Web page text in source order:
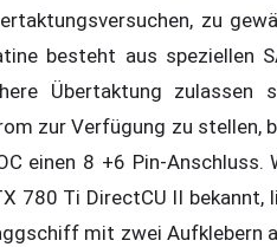
zu
besteht aus speziellen
Übertaktung zulassen
zur Verfügung zu stellen,
einen 8 +6 Pin-Anschluss.
780 Ti DirectCU II bekannt,
mit zwei Aufklebern